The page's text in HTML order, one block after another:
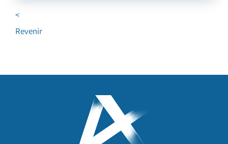
<
Revenir